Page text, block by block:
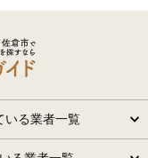
いる業者一覧